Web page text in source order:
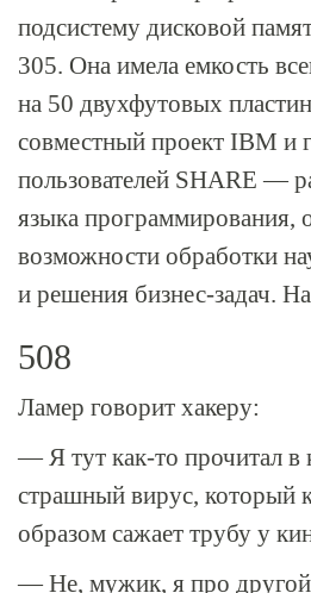
подсистему дисковой
305. Она имела емкость
на 50 двухфутовых
совместный проект IBM и
пользователей SHARE —
языка программирования,
возможности обработки
и решения бизнес-задач.
508
Ламер говорит хакеру:
— Я тут как-то прочитал в
страшный вирус, который
образом сажает трубу у
— Не, мужик, я про другой